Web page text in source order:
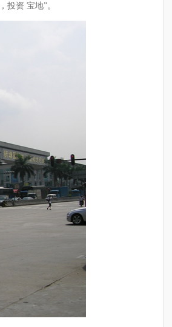
投资 宝地”。